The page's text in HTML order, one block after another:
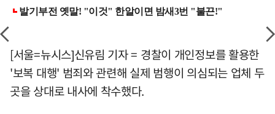
[서울=뉴시스]신유림 기자 = 경찰이 개인정보를 활용한
'보복 대행' 범죄와 관련해 실제 범행이 의심되는 업체 두
곳을 상대로 내사에 착수했다.